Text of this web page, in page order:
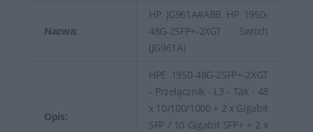
Nazwa:
HP JG961A#ABB HP 1950-
48G-2SFP+-2XGT Switch
(JG961A)
Opis:
HPE 1950-48G-2SFP+-2XGT
- Przełącznik - L3 - Tak - 48
x 10/100/1000 + 2 x Gigabit
SFP / 10 Gigabit SFP+ + 2 x